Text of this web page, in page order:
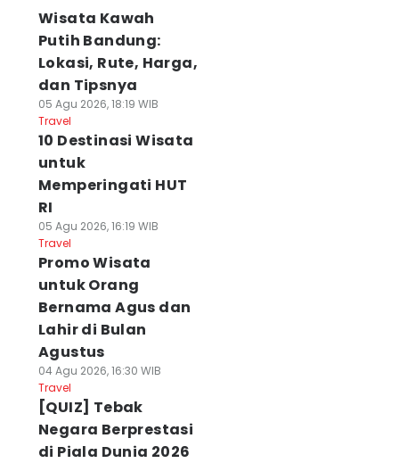
Wisata Kawah
Putih Bandung:
Lokasi, Rute, Harga,
dan Tipsnya
05 Agu 2026, 18:19 WIB
Travel
10 Destinasi Wisata
untuk
Memperingati HUT
RI
05 Agu 2026, 16:19 WIB
Travel
Promo Wisata
untuk Orang
Bernama Agus dan
Lahir di Bulan
Agustus
04 Agu 2026, 16:30 WIB
Travel
[QUIZ] Tebak
Negara Berprestasi
di Piala Dunia 2026